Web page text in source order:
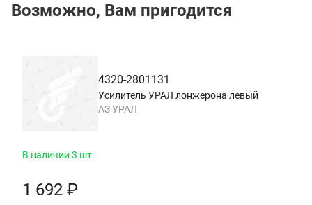
Возможно, Вам пригодится
4320-2801131
Усилитель УРАЛ лонжерона левый
АЗ УРАЛ
В наличии 3 шт.
1 692 ₽